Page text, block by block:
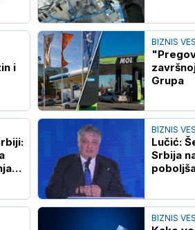
i
BIZNIS
Grupa
BIZNIS
Lučić:
Srbija
BIZNIS